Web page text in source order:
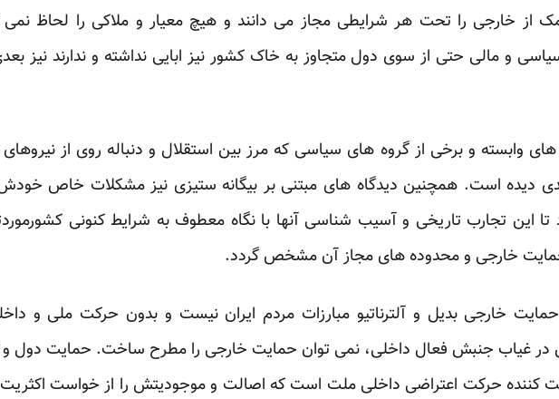
از خارجی را تحت هر شرایطی مجاز می دانند و هیچ معیار و ملاکی را لحاظ نمی
و مالی حتی از سوی دول متجاوز به خاک کشور نیز ابایی نداشته و ندارند نیز
وابسته و برخی از گروه های سیاسی که مرز بین استقلال و دنباله روی از
است. همچنین دیدگاه های مبتنی بر بیگانه ستیزی نیز مشکلات خاص خودش
تا این تجارب تاریخی و آسیب شناسی آنها با نگاه معطوف به شرایط کنونی
خارجی و محدوده های مجاز آن مشخص گردد.
خارجی بدیل و آلترناتیو مبارزات مردم ایران نیست و بدون حرکت ملی و
در غیاب جنبش فعال داخلی، نمی توان حمایت خارجی را مطرح ساخت. حمایت دول و
کننده حرکت اعتراضی داخلی ملت است که اصالت و موجودیتش را از خواست